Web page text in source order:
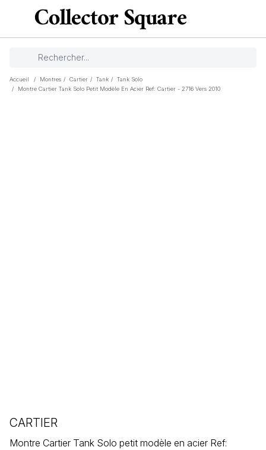
Accueil / Montres / Cartier / Tank /
Tank Solo
/
Montre Cartier Tank Solo Petit Modèle En Acier Ref: Cartier - 2716 Vers 2010
CARTIER
Montre Cartier Tank Solo petit modèle en acier Ref: